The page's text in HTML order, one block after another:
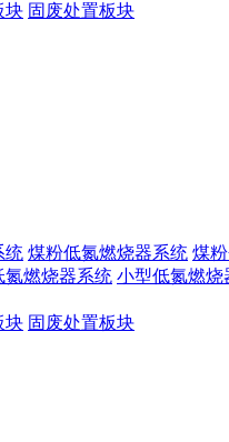
块 固废处置板块
统 煤粉低氮燃烧器系统 煤
氮燃烧器系统 小型低氮燃烧
块 固废处置板块